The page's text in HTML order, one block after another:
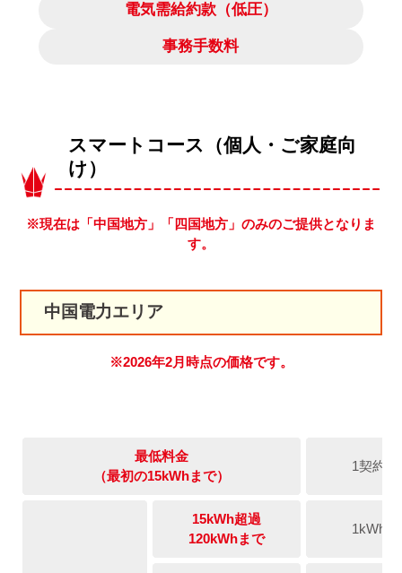
電気需給約款（低圧）
事務手数料
スマートコース（個人・ご家庭向
け）
※現在は「中国地方」「四国地方」のみのご提供となりま
す。
中国電力エリア
※2026年2月時点の価格です。
最低料金
（最初の15kWhまで）
1契約
15kWh超過
120kWhまで
1kWh